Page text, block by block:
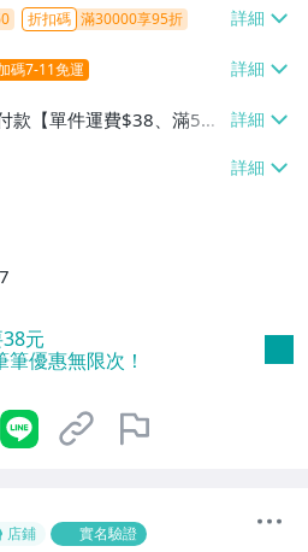
折扣碼 滿30000享95折
碼7-11免運
款【單件運費$38、滿5件
運費】、7-ELEVEN取貨
、萊爾富取貨付款【單件
或消費滿$1298免運
【單件運費$120、滿5件
38元
優惠無限次！
店鋪 實名驗證